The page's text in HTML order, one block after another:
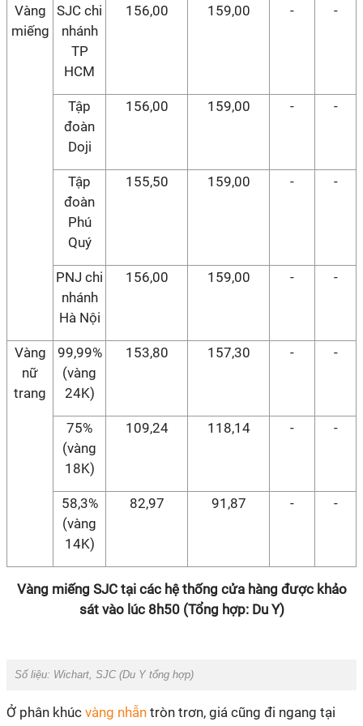
Vàng
miếng
SJC chi
nhánh
TP
HCM
156,00 159,00 - -
Tập
đoàn
Doji
156,00 159,00 - -
Tập
đoàn
Phú
Quý
155,50 159,00 - -
PNJ chi
nhánh
Hà Nội
156,00 159,00 - -
Vàng
nữ
trang
99,99%
(vàng
24K)
153,80 157,30 - -
75%
(vàng
18K)
109,24 118,14 - -
58,3%
(vàng
14K)
82,97 91,87 - -
Vàng miếng SJC tại các hệ thống cửa hàng được khảo
sát vào lúc 8h50 (Tổng hợp: Du Y)
Số liệu: Wichart, SJC (Du Y tổng hợp)
Ở phân khúc vàng nhẫn tròn trơn, giá cũng đi ngang tại